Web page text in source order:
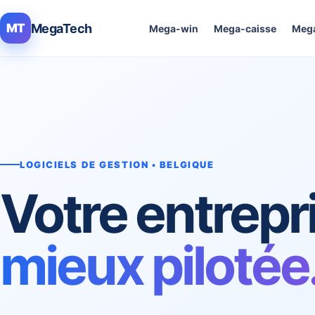
MT MegaTech Mega-win Mega-caisse
LOGICIELS DE GESTION • BELGIQUE
Votre
mieux